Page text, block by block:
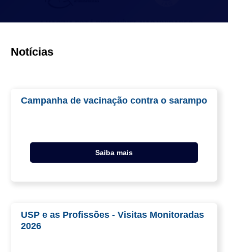
Notícias
Campanha de vacinação contra o sarampo
Saiba mais
USP e as Profissões - Visitas Monitoradas
2026